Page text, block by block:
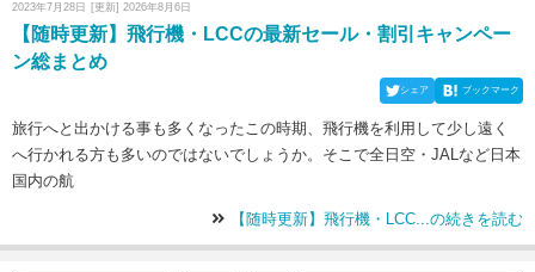
2023年7月28日 [更新] 2026年8月6日
【随時更新】飛行機・LCCの最新セール・割引キャンペー
ン総まとめ
シェア ブックマーク
旅行へと出かける事も多くなったこの時期、飛行機を利用して少し遠く
へ行かれる方も多いのではないでしょうか。そこで全日空・JALなど日本
国内の航
【随時更新】飛行機・LCC...の続きを読む